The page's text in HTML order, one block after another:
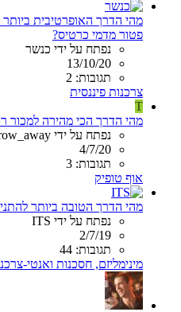
מהי הדרך האופרטיבית
פטור מדמי כרטיס?
נפתח על ידי כנשר
13/10/20
תגובות: 2
צרכנות פיננסית
T
מהי הדרך הכי מהירה למכור רכב
נפתח על ידי throw_away_$
4/7/20
תגובות: 3
אוף טופיק
מהי הדרך הטובה ביותר
נפתח על ידי ITS
2/7/19
תגובות: 44
מינימליזם, חסכנות ואנטי-